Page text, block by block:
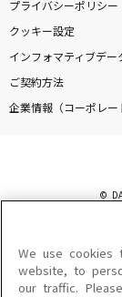
プライバシーポリシー
クッキー設定
インフォマティブデー
ご契約方法
企業情報（コーポレー
©
このサイトに掲載され
を問わず、著作権法の
を禁じます。
楽曲及びコンテンツは
We use cookies
website, to
our traffic.